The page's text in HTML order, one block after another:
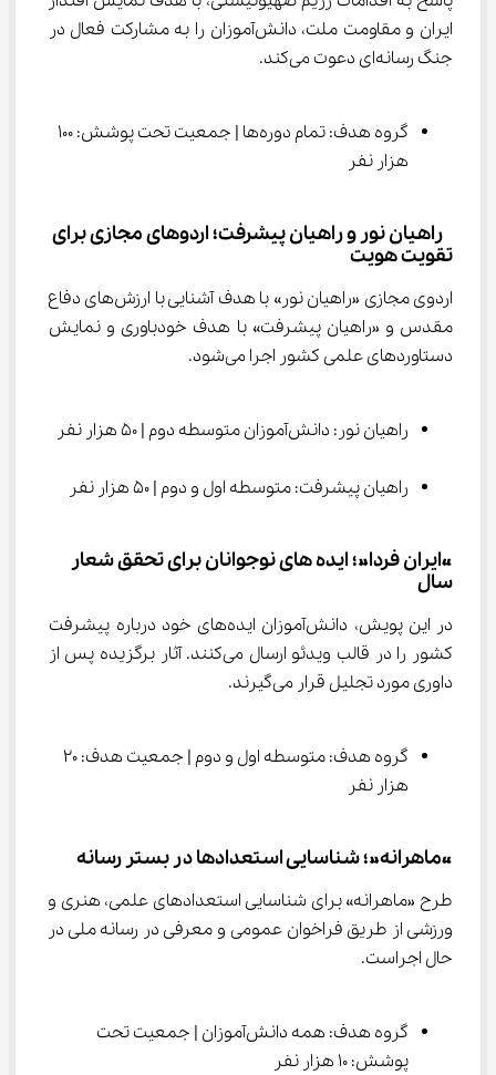
ایران و مقاومت ملت، دانش‌آموزان را به مشارکت فعال در
جنگ رسانه‌ای دعوت می‌کند.
هزار نفر
راهیان نور و راهیان پیشرفت؛ اردوهای مجازی برای
تقویت هویت
اردوی مجازی «راهیان نور» با هدف آشنایی با ارزش‌های دفاع
مقدس و «راهیان پیشرفت» با هدف خودباوری و نمایش
دستاوردهای علمی کشور اجرا می‌شود.
راهیان نور: دانش‌آموزان متوسطه دوم | 50 هزار نفر
راهیان پیشرفت: متوسطه اول و دوم | 50 هزار نفر
«ایران فردا»؛ ایده های نوجوانان برای تحقق شعار
سال
در این پویش، دانش‌آموزان ایده‌های خود درباره پیشرفت
کشور را در قالب ویدئو ارسال می‌کنند. آثار برگزیده پس از
داوری مورد تجلیل قرار می‌گیرند.
هزار نفر
«ماهرانه»؛ شناسایی استعدادها در بستر رسانه
طرح «ماهرانه» برای شناسایی استعدادهای علمی، هنری و
ورزشی از طریق فراخوان عمومی و معرفی در رسانه ملی در
حال اجراست.
گروه هدف: همه دانش‌آموزان | جمعیت تحت
پوشش: 10 هزار نفر